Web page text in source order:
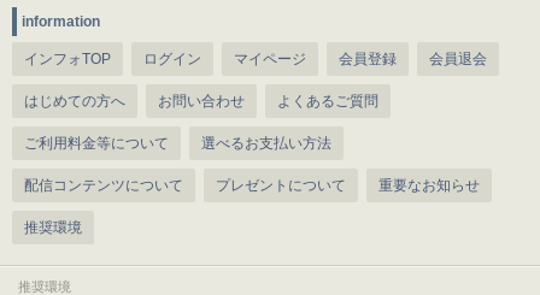
information
インフォTOP ログイン マイページ 会員登録 会員退会
はじめての方へ お問い合わせ よくあるご質問
ご利用料金等について 選べるお支払い方法
配信コンテンツについて プレゼントについて 重要なお知らせ
推奨環境
推奨環境